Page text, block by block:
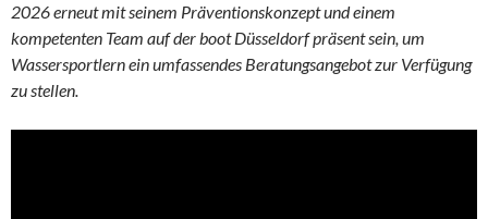
2026 erneut mit seinem Präventionskonzept und einem
kompetenten Team auf der boot Düsseldorf präsent sein, um
Wassersportlern ein umfassendes Beratungsangebot zur Verfügung
zu stellen.